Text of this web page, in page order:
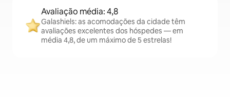
Avaliação média: 4,8
Galashiels: as acomodações da cidade têm
avaliações excelentes dos hóspedes — em
média 4,8, de um máximo de 5 estrelas!